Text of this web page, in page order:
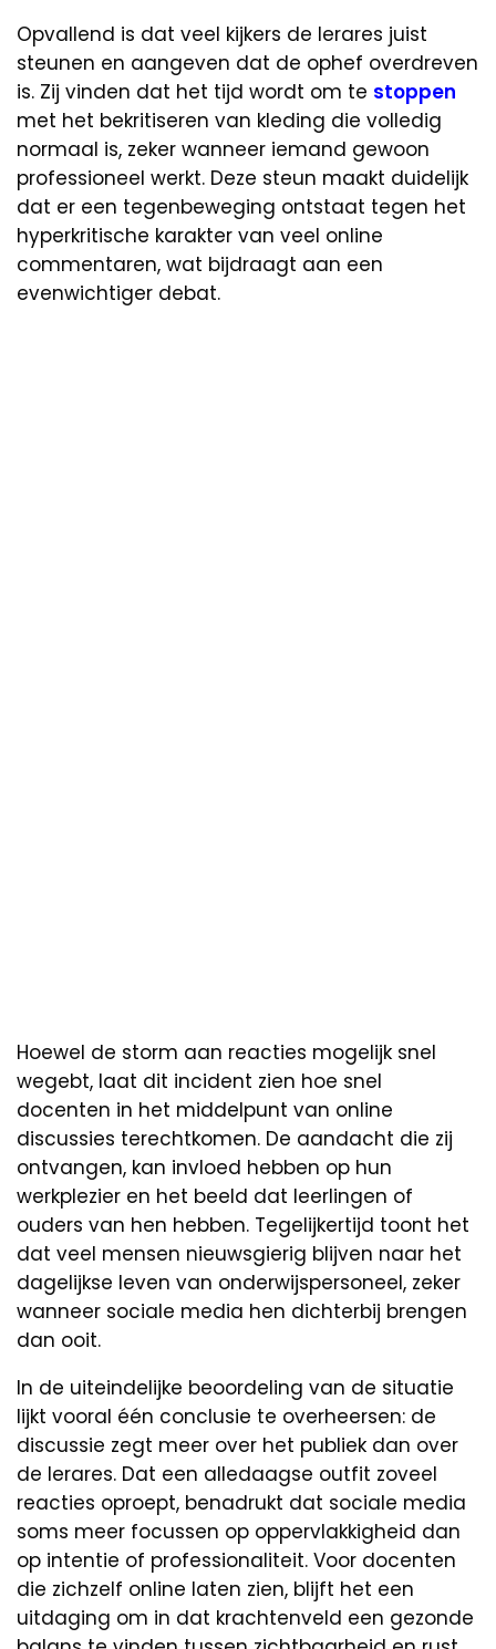
Opvallend is dat veel kijkers de lerares juist
steunen en aangeven dat de ophef overdreven
is. Zij vinden dat het tijd wordt om te stoppen
met het bekritiseren van kleding die volledig
normaal is, zeker wanneer iemand gewoon
professioneel werkt. Deze steun maakt duidelijk
dat er een tegenbeweging ontstaat tegen het
hyperkritische karakter van veel online
commentaren, wat bijdraagt aan een
evenwichtiger debat.
Hoewel de storm aan reacties mogelijk snel
wegebt, laat dit incident zien hoe snel
docenten in het middelpunt van online
discussies terechtkomen. De aandacht die zij
ontvangen, kan invloed hebben op hun
werkplezier en het beeld dat leerlingen of
ouders van hen hebben. Tegelijkertijd toont het
dat veel mensen nieuwsgierig blijven naar het
dagelijkse leven van onderwijspersoneel, zeker
wanneer sociale media hen dichterbij brengen
dan ooit.
In de uiteindelijke beoordeling van de situatie
lijkt vooral één conclusie te overheersen: de
discussie zegt meer over het publiek dan over
de lerares. Dat een alledaagse outfit zoveel
reacties oproept, benadrukt dat sociale media
soms meer focussen op oppervlakkigheid dan
op intentie of professionaliteit. Voor docenten
die zichzelf online laten zien, blijft het een
uitdaging om in dat krachtenveld een gezonde